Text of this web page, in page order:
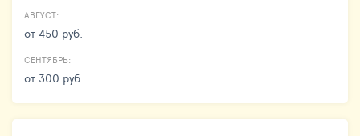
АВГУСТ:
от 450 руб.
СЕНТЯБРЬ:
от 300 руб.